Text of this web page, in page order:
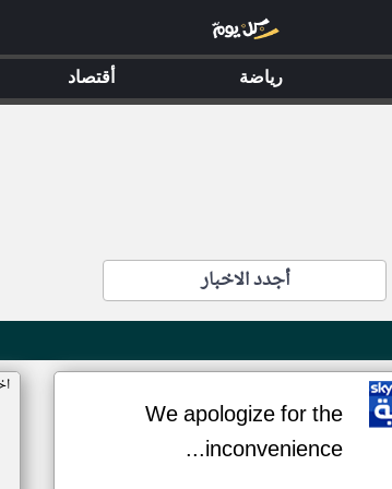
أجدد الاخبار
We apologize for the
inconvenience...
رياضة أقتصاد